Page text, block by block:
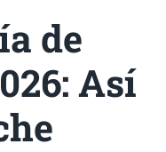
de
Así